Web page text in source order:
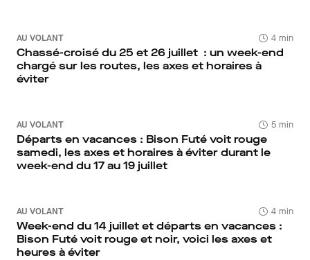
AU VOLANT 4 min
Chassé-croisé du 25 et 26 juillet : un week-end
chargé sur les routes, les axes et horaires à
éviter
AU VOLANT 5 min
Départs en vacances : Bison Futé voit rouge
samedi, les axes et horaires à éviter durant le
week-end du 17 au 19 juillet
AU VOLANT 4 min
Week-end du 14 juillet et départs en vacances :
Bison Futé voit rouge et noir, voici les axes et
heures à éviter